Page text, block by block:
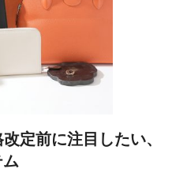
定前に注目したい、